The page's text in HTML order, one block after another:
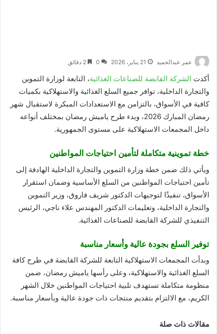
عمر عبدالحميد 21 يناير، 2026 0
أكدت الشركة القابضة للصناعات الغذائية، التابعة لوزارة التموين
والتجارة الداخلية، توافر جميع السلع الغذائية والاستهلاكية بكميات
كافية في الأسواق، بالتزامن مع الاستعدادات المبكرة لاستقبال شهر
رمضان المبارك 2026، وبدء طرح ياميش رمضان بمختلف أنواعه
داخل المجمعات الاستهلاكية على مستوى الجمهورية.
خطة تموينية متكاملة لتأمين احتياجات المواطنين
ويأتي ذلك ضمن خطة وزارة التموين والتجارة الداخلية الهادفة إلى
تأمين احتياجات المواطنين من السلع الأساسية وضمان استقرار
الأسواق، تنفيذًا لتوجيهات الدكتور شريف فاروق، وزير التموين
والتجارة الداخلية، وتعليمات الدكتور المهندس علاء ناجي، الرئيس
التنفيذي للشركة القابضة للصناعات الغذائية.
توفير السلع بجودة عالية وأسعار مناسبة
وبدأت المجمعات الاستهلاكية التابعة للشركة القابضة في طرح كافة
السلع الغذائية والاستهلاكية، وعلى رأسها ياميش رمضان، ضمن
منظومة متكاملة تستهدف تلبية احتياجات المواطنين خلال الشهر
الكريم، مع الالتزام بتقديم منتجات ذات جودة عالية وبأسعار مناسبة.
مقالات ذات صلة